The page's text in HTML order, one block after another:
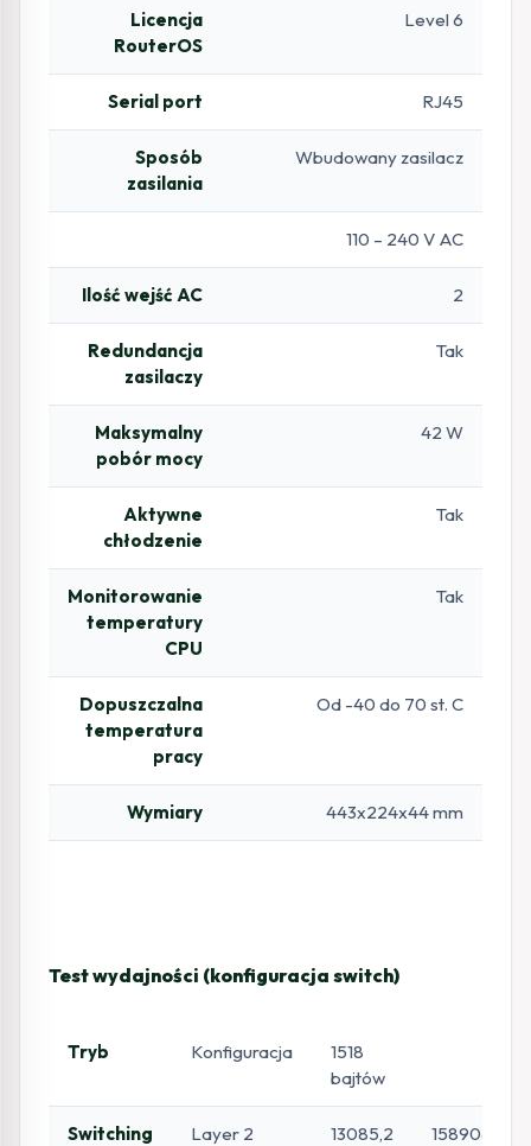
Licencja
RouterOS
Level 6
Serial port RJ45
Sposób
zasilania
Wbudowany zasilacz
110 – 240 V AC
Ilość wejść AC 2
Redundancja
zasilaczy
Tak
Maksymalny
pobór mocy
42 W
Aktywne
chłodzenie
Tak
Monitorowanie
temperatury
CPU
Tak
Dopuszczalna
temperatura
pracy
Od -40 do 70 st. C
Wymiary 443x224x44 mm
Test wydajności (konfiguracja switch)
Tryb Konfiguracja
1518
bajtów
Switching
Layer 2
13085,2
158906,4